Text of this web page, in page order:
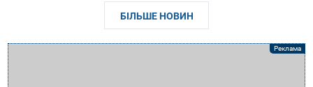
БІЛЬШЕ НОВИН